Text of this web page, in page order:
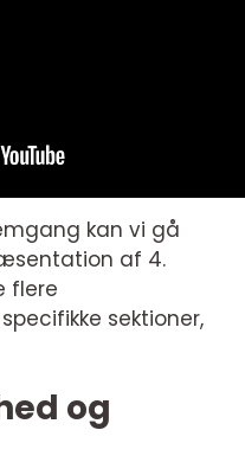
kan vi gå
af 4.
flere
sektioner,
og